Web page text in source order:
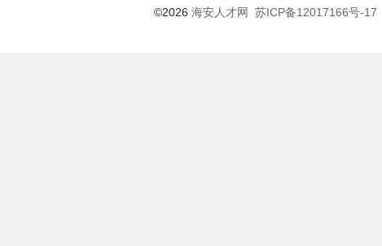
©2026 海安人才网 苏ICP备12017166号-17